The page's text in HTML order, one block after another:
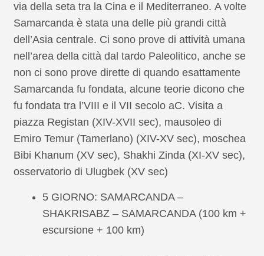
via della seta tra la Cina e il Mediterraneo. A volte
Samarcanda è stata una delle più grandi città
dell’Asia centrale. Ci sono prove di attività umana
nell’area della città dal tardo Paleolitico, anche se
non ci sono prove dirette di quando esattamente
Samarcanda fu fondata, alcune teorie dicono che
fu fondata tra l’VIII e il VII secolo aC. Visita a
piazza Registan (XIV-XVII sec), mausoleo di
Emiro Temur (Tamerlano) (XIV-XV sec), moschea
Bibi Khanum (XV sec), Shakhi Zinda (XI-XV sec),
osservatorio di Ulugbek (XV sec)
5 GIORNO: SAMARCANDA –
SHAKRISABZ – SAMARCANDA (100 km +
escursione + 100 km)